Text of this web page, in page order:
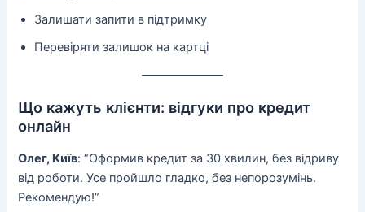
Залишати запити в підтримку
Перевіряти залишок на картці
Що кажуть клієнти: відгуки про кредит
онлайн
Олег, Київ: “Оформив кредит за 30 хвилин, без відриву
від роботи. Усе пройшло гладко, без непорозумінь.
Рекомендую!”